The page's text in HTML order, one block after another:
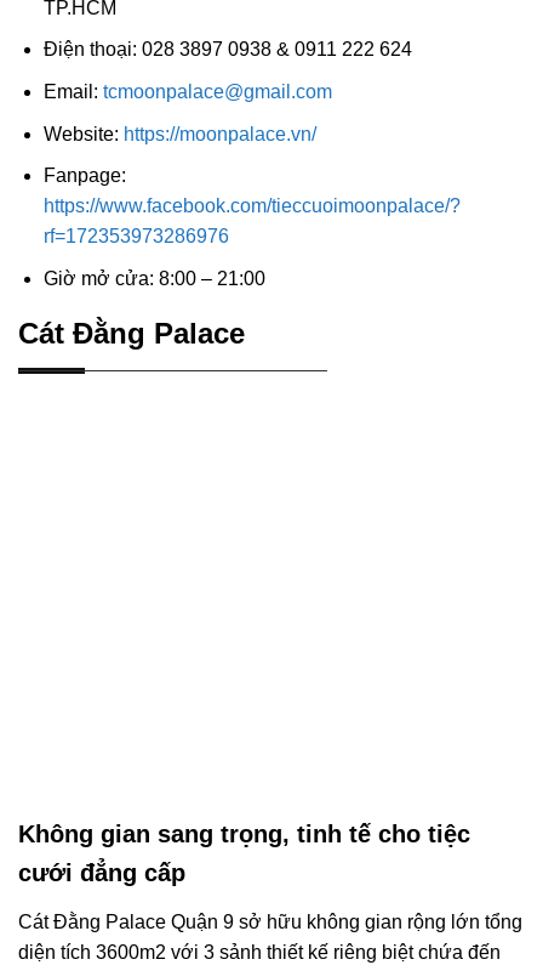
TP.HCM
Điện thoại: 028 3897 0938 & 0911 222 624
Email: tcmoonpalace@gmail.com
Website: https://moonpalace.vn/
Fanpage:
https://www.facebook.com/tieccuoimoonpalace/?
rf=172353973286976
Giờ mở cửa: 8:00 – 21:00
Cát Đằng Palace
Không gian sang trọng, tinh tế cho tiệc
cưới đẳng cấp
Cát Đằng Palace Quận 9 sở hữu không gian rộng lớn tổng
diện tích 3600m2 với 3 sảnh thiết kế riêng biệt chứa đến